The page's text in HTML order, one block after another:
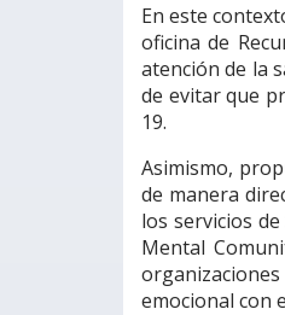
En este
oficina de
atención de la
de evitar que
19.
Asimismo,
de manera
los servicios
Mental
emocional con